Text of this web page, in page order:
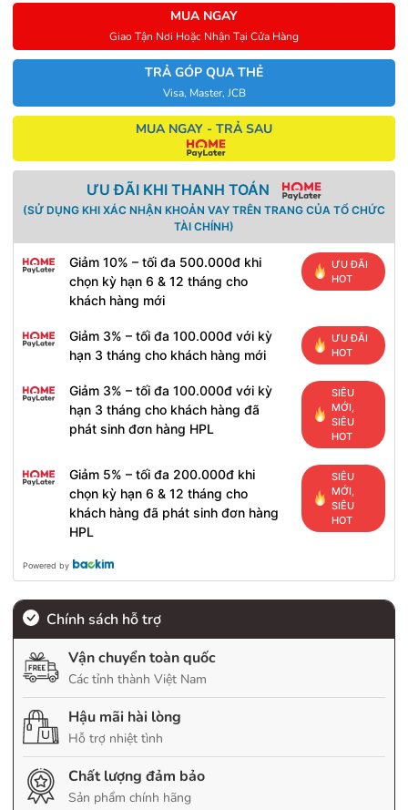
MUA NGAY
Giao Tận Nơi Hoặc Nhận Tại Cửa Hàng
TRẢ GÓP QUA THẺ
Visa, Master, JCB
MUA NGAY - TRẢ SAU
ƯU ĐÃI KHI THANH TOÁN
(SỬ DỤNG KHI XÁC NHẬN KHOẢN VAY TRÊN TRANG CỦA TỔ CHỨC
TÀI CHÍNH)
Giảm 10% – tối đa 500.000đ khi
chọn kỳ hạn 6 & 12 tháng cho
khách hàng mới
ƯU ĐÃI
HOT
Giảm 3% – tối đa 100.000đ với kỳ
hạn 3 tháng cho khách hàng mới
ƯU ĐÃI
HOT
Giảm 3% – tối đa 100.000đ với kỳ
hạn 3 tháng cho khách hàng đã
phát sinh đơn hàng HPL
SIÊU
MỚI,
SIÊU
HOT
Giảm 5% – tối đa 200.000đ khi
chọn kỳ hạn 6 & 12 tháng cho
khách hàng đã phát sinh đơn hàng
HPL
SIÊU
MỚI,
SIÊU
HOT
Powered by
Chính sách hỗ trợ
Vận chuyển toàn quốc
Các tỉnh thành Việt Nam
Hậu mãi hài lòng
Hỗ trợ nhiệt tình
Chất lượng đảm bảo
Sản phẩm chính hãng